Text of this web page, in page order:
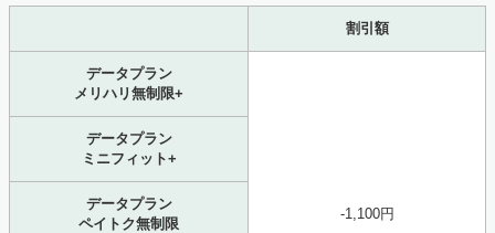
割引額
データプラン
メリハリ無制限+
-1,100円
データプラン
ミニフィット+
データプラン
ペイトク無制限